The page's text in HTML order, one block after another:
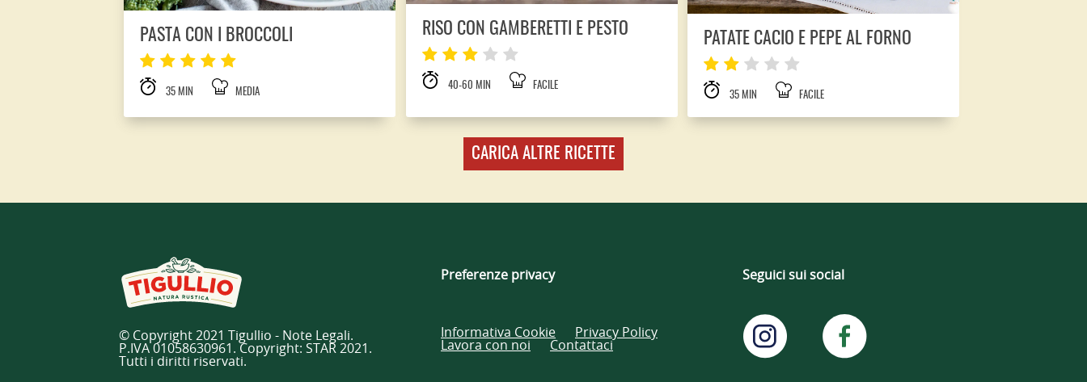
PASTA CON I BROCCOLI
35 MIN MEDIA
RISO CON GAMBERETTI E PESTO
40-60 MIN FACILE
PATATE CACIO E PEPE AL FORNO
35 MIN FACILE
CARICA ALTRE RICETTE
© Copyright 2021 Tigullio - Note Legali.
P.IVA 01058630961. Copyright: STAR 2021.
Tutti i diritti riservati.
Preferenze privacy
Informativa Cookie
Privacy Policy
Lavora con noi
Contattaci
Seguici sui social